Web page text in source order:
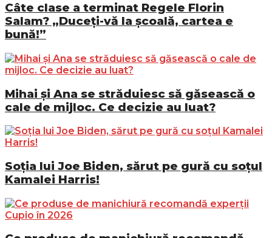
Câte clase a terminat Regele Florin
Salam? „Duceți-vă la școală, cartea e
bună!”
Mihai și Ana se străduiesc să găsească o
cale de mijloc. Ce decizie au luat?
Soția lui Joe Biden, sărut pe gură cu soțul
Kamalei Harris!